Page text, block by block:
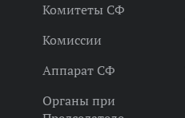
Комитеты СФ
Комиссии
Аппарат СФ
Органы при